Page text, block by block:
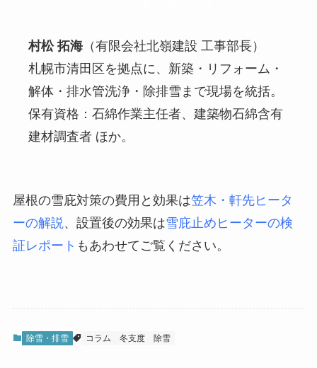
村松 拓海 （有限会社北嶺建設 工事部長）
札幌市清田区を拠点に、新築・リフォーム・
解体・排水管洗浄・除排雪まで現場を統括。
保有資格：石綿作業主任者、建築物石綿含有
建材調査者 ほか。
屋根の雪庇対策の費用と効果は笠木・軒先ヒータ
ーの解説 、設置後の効果は雪庇止めヒーターの検
証レポート もあわせてご覧ください。
除雪・排雪 コラム 冬支度 除雪